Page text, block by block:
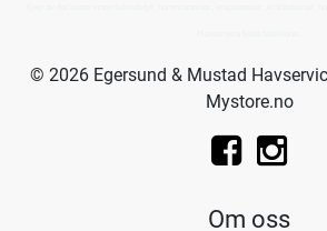
© 2026 Egersund & Mustad
Mystore.no
Om oss